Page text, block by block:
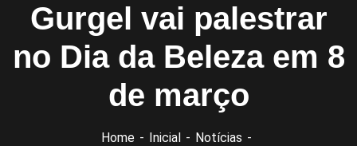
Gurgel vai palestrar
no Dia da Beleza em 8
de março
Home Inicial
Notícias